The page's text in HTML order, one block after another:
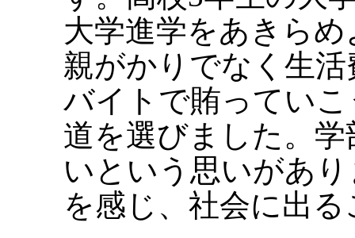
大学進学をあきら
親がかりでなく生
バイトで賄ってい
道を選びました。
いという思いがあ
を感じ、社会に出